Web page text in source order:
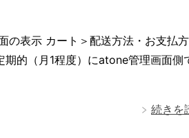
の表示 カート＞配送方法・お支払
的（月1程度）にatone管理画面側
続きを